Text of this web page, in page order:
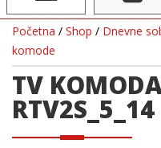
Početna / Shop / Dnevne
komode
TV
RTV2S_5_14